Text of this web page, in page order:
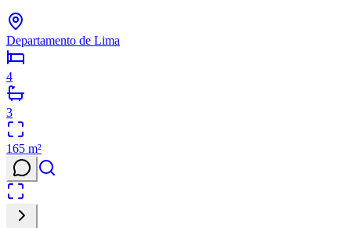
Departamento de Lima
4
3
165 m²